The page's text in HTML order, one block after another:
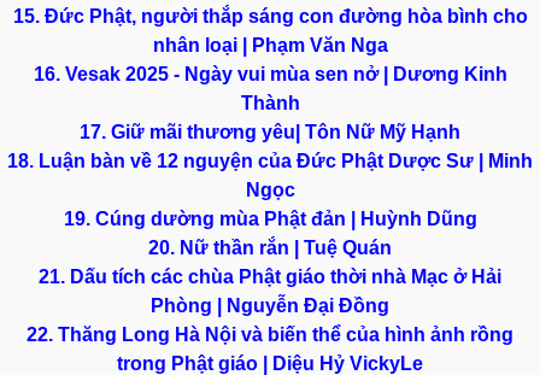
15. Đức Phật, người thắp sáng con đường hòa bình cho
nhân loại | Phạm Văn Nga
16. Vesak 2025 - Ngày vui mùa sen nở | Dương Kinh
Thành
17. Giữ mãi thương yêu| Tôn Nữ Mỹ Hạnh
18. Luận bàn về 12 nguyện của Đức Phật Dược Sư | Minh
Ngọc
19. Cúng dường mùa Phật đản | Huỳnh Dũng
20. Nữ thần rắn | Tuệ Quán
21. Dấu tích các chùa Phật giáo thời nhà Mạc ở Hải
Phòng | Nguyễn Đại Đồng
22. Thăng Long Hà Nội và biến thể của hình ảnh rồng
trong Phật giáo | Diệu Hỷ VickyLe